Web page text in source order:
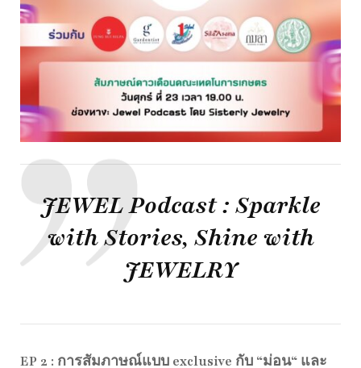
JEWEL Podcast : Sparkle
with Stories, Shine with
JEWELRY
EP 2 : การสัมภาษณ์แบบ exclusive กับ “ม่อน“ และ